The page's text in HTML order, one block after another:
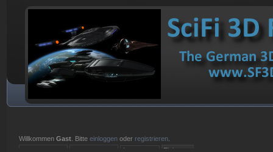
WillkommenGast . Bitteeinloggen oder registrieren